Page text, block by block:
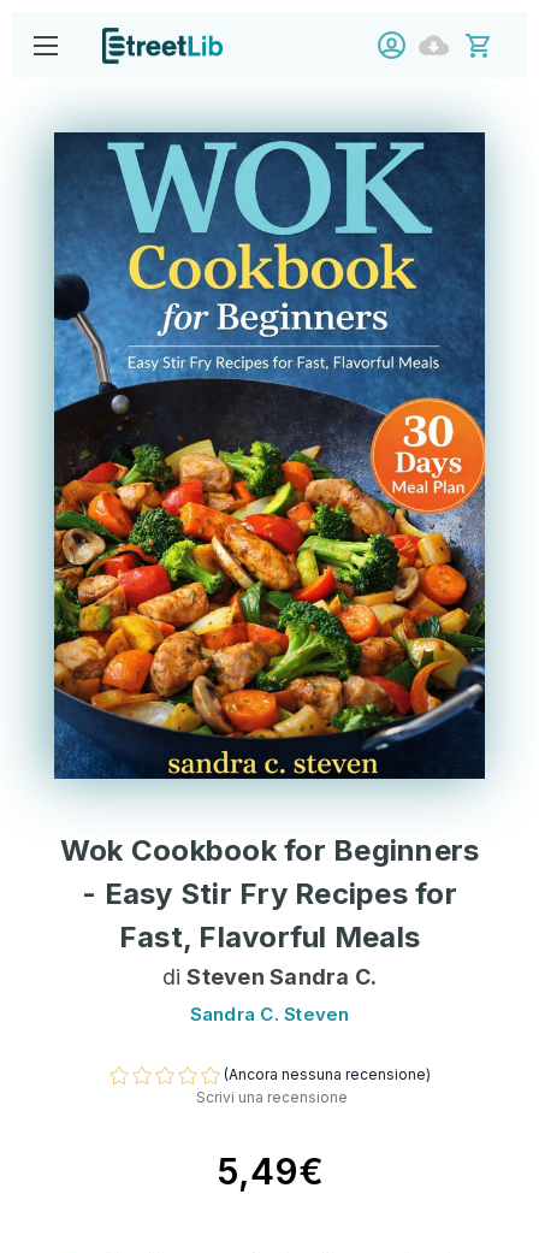
Wok Cookbook for Beginners
- Easy Stir Fry Recipes for
Fast, Flavorful Meals
diSteven Sandra C.
Sandra C. Steven
(Ancora nessuna recensione)
Scrivi una recensione
5,49€